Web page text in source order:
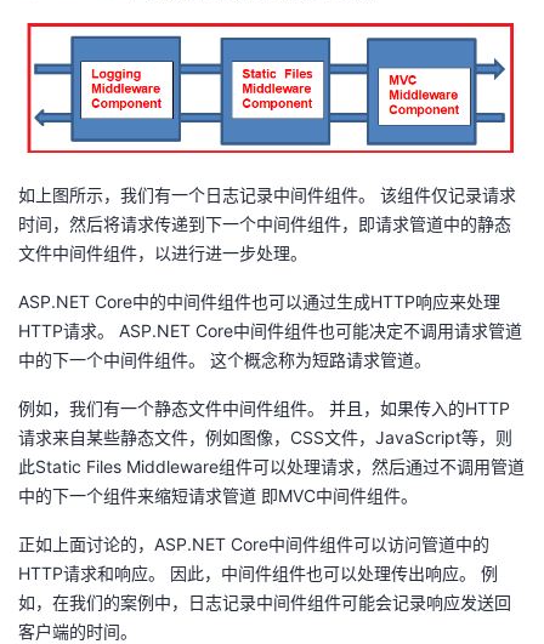
如上图所示，我们有一个日志记录中间件组件。 该组件仅记录请求
时间，然后将请求传递到下一个中间件组件，即请求管道中的静态
文件中间件组件，以进行进一步处理。
ASP.NET Core中的中间件组件也可以通过生成HTTP响应来处理
HTTP请求。 ASP.NET Core中间件组件也可能决定不调用请求管道
中的下一个中间件组件。 这个概念称为短路请求管道。
例如，我们有一个静态文件中间件组件。 并且，如果传入的HTTP
请求来自某些静态文件，例如图像，CSS文件，JavaScript等，则
此Static Files Middleware组件可以处理请求，然后通过不调用管道
中的下一个组件来缩短请求管道 即MVC中间件组件。
正如上面讨论的， ASP.NET Core中间件组件可以访问管道中的
HTTP请求和响应。 因此，中间件组件也可以处理传出响应。 例
如，在我们的案例中，日志记录中间件组件可能会记录响应发送回
客户端的时间。